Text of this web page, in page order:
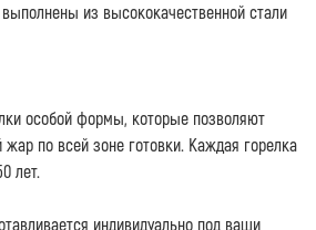
из высококачественной стали
особой формы, которые позволяют
по всей зоне готовки. Каждая горелка
лет.
индивидуально под ваши